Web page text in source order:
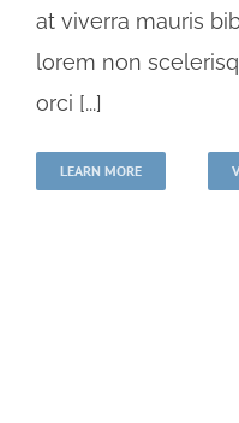
at viverra mauris
lorem non
orci [...]
LEARN MORE